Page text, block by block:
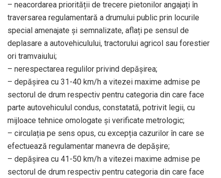
– neacordarea priorității de trecere pietonilor angajați în
traversarea regulamentară a drumului public prin locurile
special amenajate și semnalizate, aflați pe sensul de
deplasare a autovehiculului, tractorului agricol sau forestier
ori tramvaiului;
– nerespectarea regulilor privind depășirea;
– depășirea cu 31-40 km/h a vitezei maxime admise pe
sectorul de drum respectiv pentru categoria din care face
parte autovehiculul condus, constatată, potrivit legii, cu
mijloace tehnice omologate și verificate metrologic;
– circulația pe sens opus, cu excepția cazurilor în care se
efectuează regulamentar manevra de depășire;
– depășirea cu 41-50 km/h a vitezei maxime admise pe
sectorul de drum respectiv pentru categoria din care face